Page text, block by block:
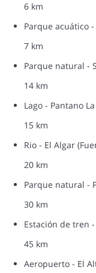
6 km
Parque acuático
7 km
Parque natural -
14 km
Lago - Pantano
15 km
Rio - El Algar
20 km
Parque natural -
30 km
Estación de tren
45 km
Aeropuerto - El